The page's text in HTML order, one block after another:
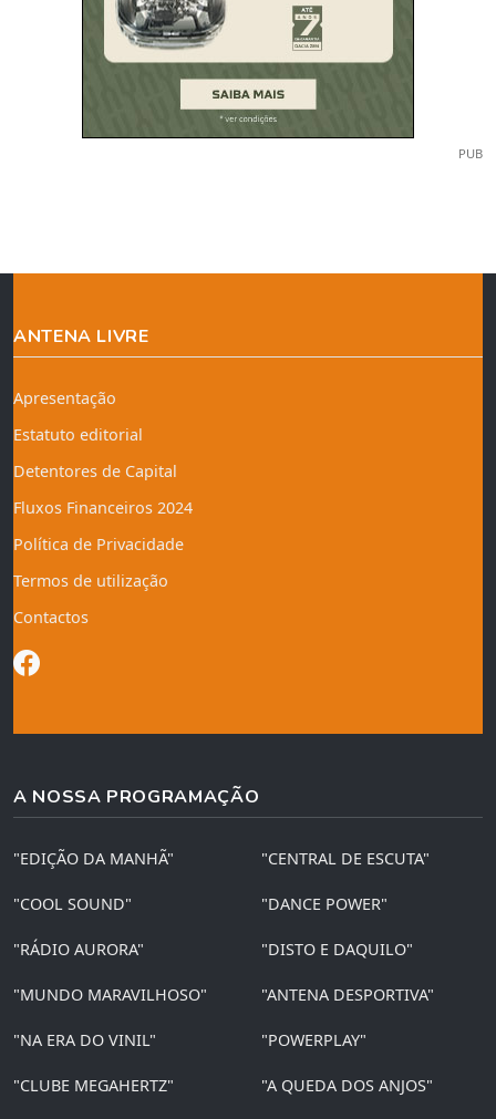
PUB
ANTENA LIVRE
Apresentação
Estatuto editorial
Detentores de Capital
Fluxos Financeiros 2024
Política de Privacidade
Termos de utilização
Contactos
A NOSSA PROGRAMAÇÃO
"EDIÇÃO DA MANHÃ" "CENTRAL DE ESCUTA"
"COOL SOUND" "DANCE POWER"
"RÁDIO AURORA" "DISTO E DAQUILO"
"MUNDO MARAVILHOSO" "ANTENA DESPORTIVA"
"NA ERA DO VINIL" "POWERPLAY"
"CLUBE MEGAHERTZ" "A QUEDA DOS ANJOS"